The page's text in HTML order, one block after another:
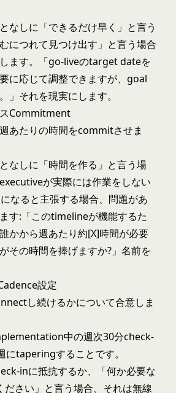
なしに「できるだけ早く」と言う
につれて見つけ出す」と言う場合
ます。「go-liveのtarget dateを
に応じて調整できますが、goal
」それを現実にします。
Commitment
あたりの時間をcommitさせま
なしに「時間を作る」と言う場
が実際には作業をしない
なると主張する場合、問題があ
す:「このtimelineが機能するた
かから週あたり約[X]時間が必要
その時間を捧げますか?」名前を
設定
し続けるかについて合意しま
中の週次30分check-
にtaperingすることです。
inに抵抗するか、「何か必要な
さい」と言う場合、それは無線